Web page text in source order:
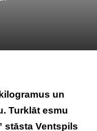
un
Turklāt esmu
stāsta Ventspils